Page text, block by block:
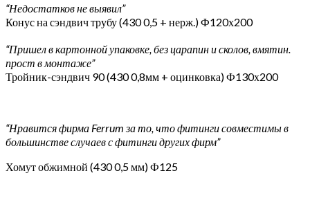
“Недостатков не выявил”
Конус на сэндвич трубу (430 0,5 + нерж.) Ф120х200
“Пришел в картонной упаковке, без царапин и сколов, вмятин.
прост в монтаже”
Тройник-сэндвич 90 (430 0,8мм + оцинковка) Ф130х200
“Нравится фирма Ferrum за то, что фитинги совместимы в
большинстве случаев с фитинги других фирм”
Хомут обжимной (430 0,5 мм) Ф125